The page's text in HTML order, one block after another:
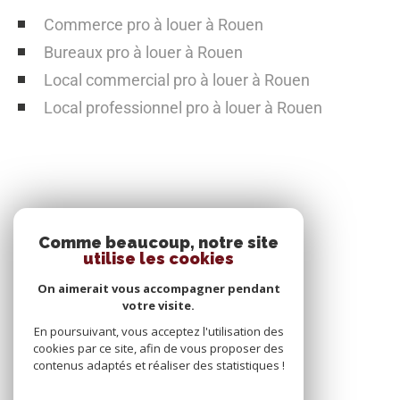
Commerce pro à louer à Rouen
Bureaux pro à louer à Rouen
Local commercial pro à louer à Rouen
Local professionnel pro à louer à Rouen
Comme beaucoup, notre site
utilise les cookies
On aimerait vous accompagner pendant
votre visite.
En poursuivant, vous acceptez l'utilisation des
cookies par ce site, afin de vous proposer des
contenus adaptés et réaliser des statistiques !